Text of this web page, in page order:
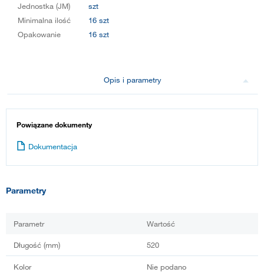
Jednostka (JM)
szt
Minimalna ilość
16 szt
Opakowanie
16 szt
Opis i parametry
Powiązane dokumenty
Dokumentacja
Parametry
Parametr Wartość
Długość (mm) 520
Kolor Nie podano